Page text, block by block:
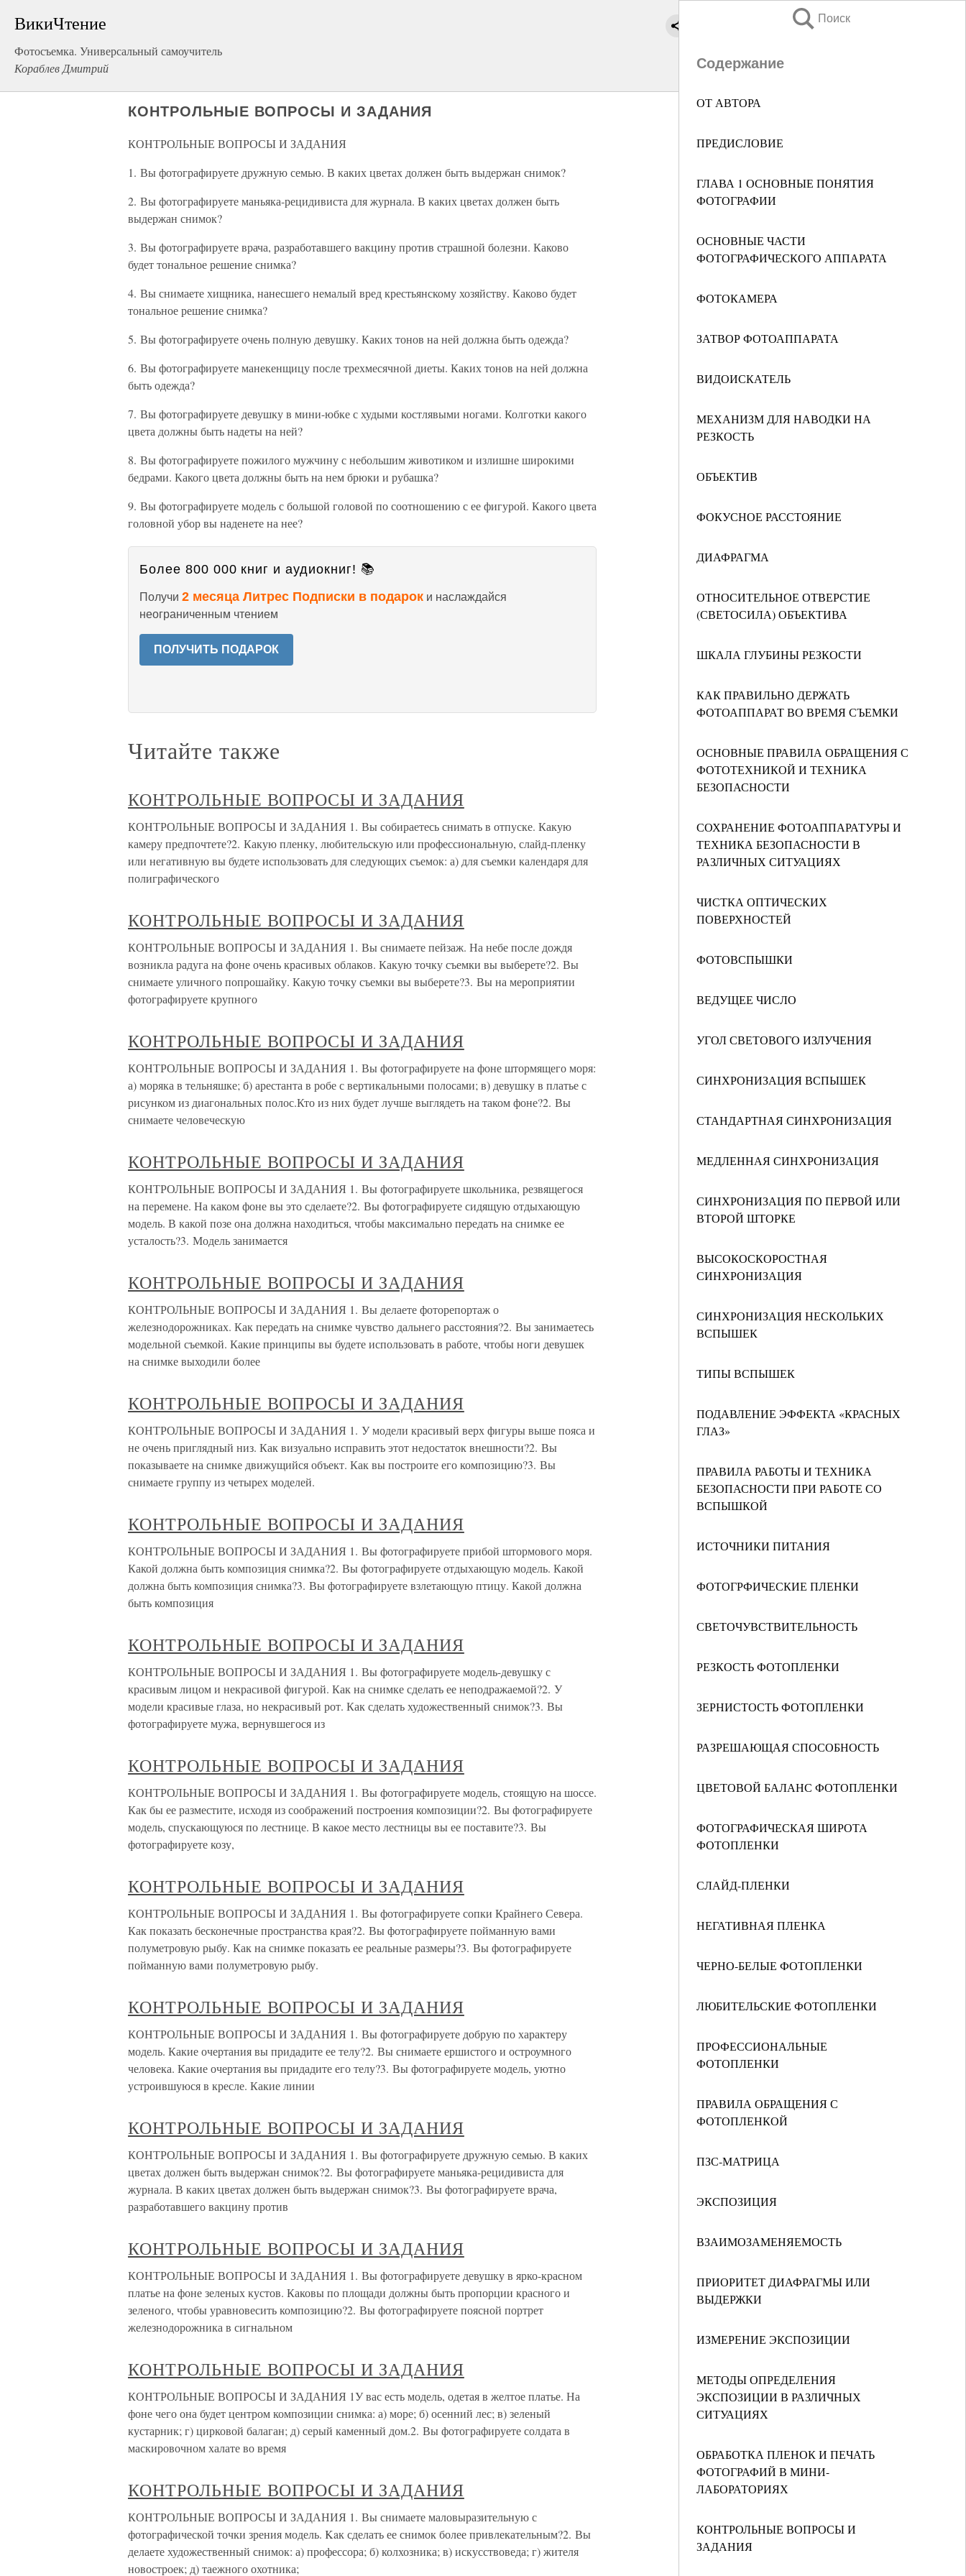
ВикиЧтение
Фотосъемка. Универсальный самоучитель
Кораблев Дмитрий
Поиск
Содержание
ОТ АВТОРА
ПРЕДИСЛОВИЕ
ГЛАВА 1 ОСНОВНЫЕ ПОНЯТИЯ
ФОТОГРАФИИ
ОСНОВНЫЕ ЧАСТИ
ФОТОГРАФИЧЕСКОГО АППАРАТА
ФОТОКАМЕРА
ЗАТВОР ФОТОАППАРАТА
ВИДОИСКАТЕЛЬ
МЕХАНИЗМ ДЛЯ НАВОДКИ НА
РЕЗКОСТЬ
ОБЪЕКТИВ
ФОКУСНОЕ РАССТОЯНИЕ
ДИАФРАГМА
ОТНОСИТЕЛЬНОЕ ОТВЕРСТИЕ
(СВЕТОСИЛА) ОБЪЕКТИВА
ШКАЛА ГЛУБИНЫ РЕЗКОСТИ
КАК ПРАВИЛЬНО ДЕРЖАТЬ
ФОТОАППАРАТ ВО ВРЕМЯ СЪЕМКИ
ОСНОВНЫЕ ПРАВИЛА ОБРАЩЕНИЯ С
ФОТОТЕХНИКОЙ И ТЕХНИКА
БЕЗОПАСНОСТИ
СОХРАНЕНИЕ ФОТОАППАРАТУРЫ И
ТЕХНИКА БЕЗОПАСНОСТИ В
РАЗЛИЧНЫХ СИТУАЦИЯХ
ЧИСТКА ОПТИЧЕСКИХ
ПОВЕРХНОСТЕЙ
ФОТОВСПЫШКИ
ВЕДУЩЕЕ ЧИСЛО
УГОЛ СВЕТОВОГО ИЗЛУЧЕНИЯ
СИНХРОНИЗАЦИЯ ВСПЫШЕК
СТАНДАРТНАЯ СИНХРОНИЗАЦИЯ
МЕДЛЕННАЯ СИНХРОНИЗАЦИЯ
СИНХРОНИЗАЦИЯ ПО ПЕРВОЙ ИЛИ
ВТОРОЙ ШТОРКЕ
ВЫСОКОСКОРОСТНАЯ
СИНХРОНИЗАЦИЯ
СИНХРОНИЗАЦИЯ НЕСКОЛЬКИХ
ВСПЫШЕК
ТИПЫ ВСПЫШЕК
ПОДАВЛЕНИЕ ЭФФЕКТА «КРАСНЫХ
ГЛАЗ»
ПРАВИЛА РАБОТЫ И ТЕХНИКА
БЕЗОПАСНОСТИ ПРИ РАБОТЕ СО
ВСПЫШКОЙ
ИСТОЧНИКИ ПИТАНИЯ
ФОТОГРФИЧЕСКИЕ ПЛЕНКИ
СВЕТОЧУВСТВИТЕЛЬНОСТЬ
РЕЗКОСТЬ ФОТОПЛЕНКИ
ЗЕРНИСТОСТЬ ФОТОПЛЕНКИ
РАЗРЕШАЮЩАЯ СПОСОБНОСТЬ
ЦВЕТОВОЙ БАЛАНС ФОТОПЛЕНКИ
ФОТОГРАФИЧЕСКАЯ ШИРОТА
ФОТОПЛЕНКИ
СЛАЙД-ПЛЕНКИ
НЕГАТИВНАЯ ПЛЕНКА
ЧЕРНО-БЕЛЫЕ ФОТОПЛЕНКИ
ЛЮБИТЕЛЬСКИЕ ФОТОПЛЕНКИ
ПРОФЕССИОНАЛЬНЫЕ
ФОТОПЛЕНКИ
ПРАВИЛА ОБРАЩЕНИЯ С
ФОТОПЛЕНКОЙ
ПЗС-МАТРИЦА
ЭКСПОЗИЦИЯ
ВЗАИМОЗАМЕНЯЕМОСТЬ
ПРИОРИТЕТ ДИАФРАГМЫ ИЛИ
ВЫДЕРЖКИ
ИЗМЕРЕНИЕ ЭКСПОЗИЦИИ
МЕТОДЫ ОПРЕДЕЛЕНИЯ
ЭКСПОЗИЦИИ В РАЗЛИЧНЫХ
СИТУАЦИЯХ
ОБРАБОТКА ПЛЕНОК И ПЕЧАТЬ
ФОТОГРАФИЙ В МИНИ-
ЛАБОРАТОРИЯХ
КОНТРОЛЬНЫЕ ВОПРОСЫ И
ЗАДАНИЯ
КОНТРОЛЬНЫЕ ВОПРОСЫ И ЗАДАНИЯ
КОНТРОЛЬНЫЕ ВОПРОСЫ И ЗАДАНИЯ
1. Вы фотографируете дружную семью. В каких цветах должен быть выдержан снимок?
2. Вы фотографируете маньяка-рецидивиста для журнала. В каких цветах должен быть
выдержан снимок?
3. Вы фотографируете врача, разработавшего вакцину против страшной болезни. Каково
будет тональное решение снимка?
4. Вы снимаете хищника, нанесшего немалый вред крестьянскому хозяйству. Каково будет
тональное решение снимка?
5. Вы фотографируете очень полную девушку. Каких тонов на ней должна быть одежда?
6. Вы фотографируете манекенщицу после трехмесячной диеты. Каких тонов на ней должна
быть одежда?
7. Вы фотографируете девушку в мини-юбке с худыми костлявыми ногами. Колготки какого
цвета должны быть надеты на ней?
8. Вы фотографируете пожилого мужчину с небольшим животиком и излишне широкими
бедрами. Какого цвета должны быть на нем брюки и рубашка?
9. Вы фотографируете модель с большой головой по соотношению с ее фигурой. Какого цвета
головной убор вы наденете на нее?
Более 800 000 книг и аудиокниг! 📚
Получи 2 месяца Литрес Подписки в подарок и наслаждайся
неограниченным чтением
ПОЛУЧИТЬ ПОДАРОК
Читайте также
КОНТРОЛЬНЫЕ ВОПРОСЫ И ЗАДАНИЯ
КОНТРОЛЬНЫЕ ВОПРОСЫ И ЗАДАНИЯ 1. Вы собираетесь снимать в отпуске. Какую
камеру предпочтете?2. Какую пленку, любительскую или профессиональную, слайд-пленку
или негативную вы будете использовать для следующих съемок: а) для съемки календаря для
полиграфического
КОНТРОЛЬНЫЕ ВОПРОСЫ И ЗАДАНИЯ
КОНТРОЛЬНЫЕ ВОПРОСЫ И ЗАДАНИЯ 1. Вы снимаете пейзаж. На небе после дождя
возникла радуга на фоне очень красивых облаков. Какую точку съемки вы выберете?2. Вы
снимаете уличного попрошайку. Какую точку съемки вы выберете?3. Вы на мероприятии
фотографируете крупного
КОНТРОЛЬНЫЕ ВОПРОСЫ И ЗАДАНИЯ
КОНТРОЛЬНЫЕ ВОПРОСЫ И ЗАДАНИЯ 1. Вы фотографируете на фоне штормящего моря:
а) моряка в тельняшке; б) арестанта в робе с вертикальными полосами; в) девушку в платье с
рисунком из диагональных полос.Кто из них будет лучше выглядеть на таком фоне?2. Вы
снимаете человеческую
КОНТРОЛЬНЫЕ ВОПРОСЫ И ЗАДАНИЯ
КОНТРОЛЬНЫЕ ВОПРОСЫ И ЗАДАНИЯ 1. Вы фотографируете школьника, резвящегося
на перемене. На каком фоне вы это сделаете?2. Вы фотографируете сидящую отдыхающую
модель. В какой позе она должна находиться, чтобы максимально передать на снимке ее
усталость?3. Модель занимается
КОНТРОЛЬНЫЕ ВОПРОСЫ И ЗАДАНИЯ
КОНТРОЛЬНЫЕ ВОПРОСЫ И ЗАДАНИЯ 1. Вы делаете фоторепортаж о
железнодорожниках. Как передать на снимке чувство дальнего расстояния?2. Вы занимаетесь
модельной съемкой. Какие принципы вы будете использовать в работе, чтобы ноги девушек
на снимке выходили более
КОНТРОЛЬНЫЕ ВОПРОСЫ И ЗАДАНИЯ
КОНТРОЛЬНЫЕ ВОПРОСЫ И ЗАДАНИЯ 1. У модели красивый верх фигуры выше пояса и
не очень приглядный низ. Как визуально исправить этот недостаток внешности?2. Вы
показываете на снимке движущийся объект. Как вы построите его композицию?3. Вы
снимаете группу из четырех моделей.
КОНТРОЛЬНЫЕ ВОПРОСЫ И ЗАДАНИЯ
КОНТРОЛЬНЫЕ ВОПРОСЫ И ЗАДАНИЯ 1. Вы фотографируете прибой штормового моря.
Какой должна быть композиция снимка?2. Вы фотографируете отдыхающую модель. Какой
должна быть композиция снимка?3. Вы фотографируете взлетающую птицу. Какой должна
быть композиция
КОНТРОЛЬНЫЕ ВОПРОСЫ И ЗАДАНИЯ
КОНТРОЛЬНЫЕ ВОПРОСЫ И ЗАДАНИЯ 1. Вы фотографируете модель-девушку с
красивым лицом и некрасивой фигурой. Как на снимке сделать ее неподражаемой?2. У
модели красивые глаза, но некрасивый рот. Как сделать художественный снимок?3. Вы
фотографируете мужа, вернувшегося из
КОНТРОЛЬНЫЕ ВОПРОСЫ И ЗАДАНИЯ
КОНТРОЛЬНЫЕ ВОПРОСЫ И ЗАДАНИЯ 1. Вы фотографируете модель, стоящую на шоссе.
Как бы ее разместите, исходя из соображений построения композиции?2. Вы фотографируете
модель, спускающуюся по лестнице. В какое место лестницы вы ее поставите?3. Вы
фотографируете козу,
КОНТРОЛЬНЫЕ ВОПРОСЫ И ЗАДАНИЯ
КОНТРОЛЬНЫЕ ВОПРОСЫ И ЗАДАНИЯ 1. Вы фотографируете сопки Крайнего Севера.
Как показать бесконечные пространства края?2. Вы фотографируете пойманную вами
полуметровую рыбу. Как на снимке показать ее реальные размеры?3. Вы фотографируете
пойманную вами полуметровую рыбу.
КОНТРОЛЬНЫЕ ВОПРОСЫ И ЗАДАНИЯ
КОНТРОЛЬНЫЕ ВОПРОСЫ И ЗАДАНИЯ 1. Вы фотографируете добрую по характеру
модель. Какие очертания вы придадите ее телу?2. Вы снимаете ершистого и остроумного
человека. Какие очертания вы придадите его телу?3. Вы фотографируете модель, уютно
устроившуюся в кресле. Какие линии
КОНТРОЛЬНЫЕ ВОПРОСЫ И ЗАДАНИЯ
КОНТРОЛЬНЫЕ ВОПРОСЫ И ЗАДАНИЯ 1. Вы фотографируете дружную семью. В каких
цветах должен быть выдержан снимок?2. Вы фотографируете маньяка-рецидивиста для
журнала. В каких цветах должен быть выдержан снимок?3. Вы фотографируете врача,
разработавшего вакцину против
КОНТРОЛЬНЫЕ ВОПРОСЫ И ЗАДАНИЯ
КОНТРОЛЬНЫЕ ВОПРОСЫ И ЗАДАНИЯ 1. Вы фотографируете девушку в ярко-красном
платье на фоне зеленых кустов. Каковы по площади должны быть пропорции красного и
зеленого, чтобы уравновесить композицию?2. Вы фотографируете поясной портрет
железнодорожника в сигнальном
КОНТРОЛЬНЫЕ ВОПРОСЫ И ЗАДАНИЯ
КОНТРОЛЬНЫЕ ВОПРОСЫ И ЗАДАНИЯ 1У вас есть модель, одетая в желтое платье. На
фоне чего она будет центром композиции снимка: а) море; б) осенний лес; в) зеленый
кустарник; г) цирковой балаган; д) серый каменный дом.2. Вы фотографируете солдата в
маскировочном халате во время
КОНТРОЛЬНЫЕ ВОПРОСЫ И ЗАДАНИЯ
КОНТРОЛЬНЫЕ ВОПРОСЫ И ЗАДАНИЯ 1. Вы снимаете маловыразительную с
фотографической точки зрения модель. Kaк сделать ее снимок более привлекательным?2. Вы
делаете художественный снимок: а) профессора; б) колхозника; в) искусствоведа; г) жителя
новостроек; д) таежного охотника;